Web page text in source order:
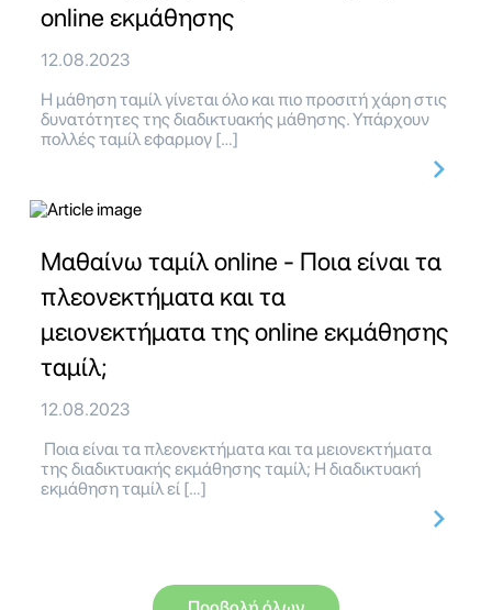
online εκμάθησης
12.08.2023
Η μάθηση ταμίλ γίνεται όλο και πιο προσιτή χάρη στις
δυνατότητες της διαδικτυακής μάθησης. Υπάρχουν
πολλές ταμίλ εφαρμογ […]
Μαθαίνω ταμίλ online - Ποια είναι τα
πλεονεκτήματα και τα
μειονεκτήματα της online εκμάθησης
ταμίλ;
12.08.2023
Ποια είναι τα πλεονεκτήματα και τα μειονεκτήματα
της διαδικτυακής εκμάθησης ταμίλ; Η διαδικτυακή
εκμάθηση ταμίλ εί […]